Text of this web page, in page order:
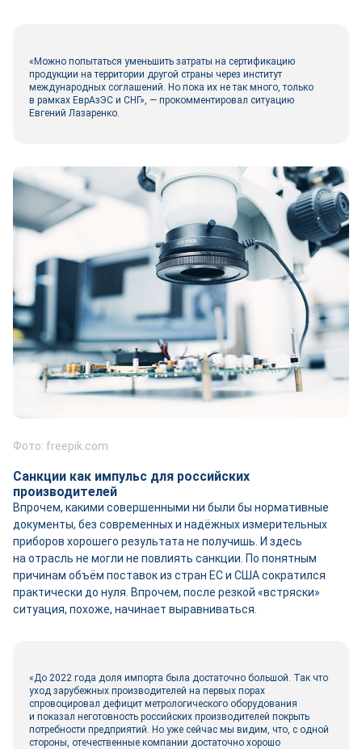
«Можно попытаться уменьшить затраты на сертификацию
продукции на территории другой страны через институт
международных соглашений. Но пока их не так много, только
в рамках ЕврАзЭС и СНГ», — прокомментировал ситуацию
Евгений Лазаренко.
Фото: freepik.com
Санкции как импульс для российских
производителей
Впрочем, какими совершенными ни были бы нормативные
документы, без современных и надёжных измерительных
приборов хорошего результата не получишь. И здесь
на отрасль не могли не повлиять санкции. По понятным
причинам объём поставок из стран ЕС и США сократился
практически до нуля. Впрочем, после резкой «встряски»
ситуация, похоже, начинает выравниваться.
«До 2022 года доля импорта была достаточно большой. Так что
уход зарубежных производителей на первых порах
спровоцировал дефицит метрологического оборудования
и показал неготовность российских производителей покрыть
потребности предприятий. Но уже сейчас мы видим, что, с одной
стороны, отечественные компании достаточно хорошо